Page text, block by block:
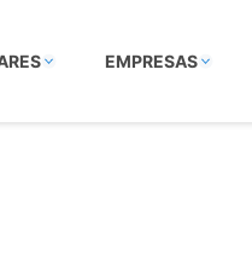
EMPRESAS